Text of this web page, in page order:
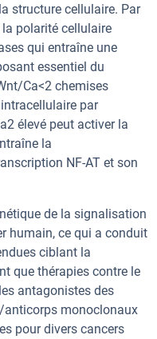
structure cellulaire. Par
polarité cellulaire
qui entraîne une
essentiel du
Ca<2 chemises
par
élevé peut activer la
la
NF-AT et son
de la signalisation
humain, ce qui a conduit
ciblant la
que thérapies contre le
antagonistes des
anticorps monoclonaux
pour divers cancers